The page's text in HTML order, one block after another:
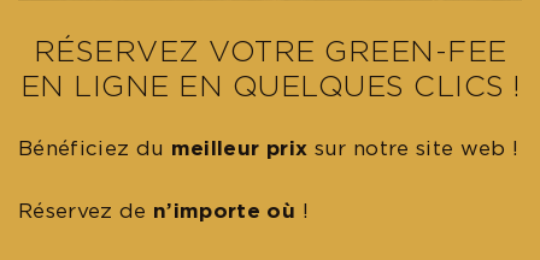
RÉSERVEZ VOTRE GREEN-FEE
EN LIGNE EN QUELQUES CLICS !
Bénéficiez du meilleur prix sur notre site web !
Réservez de n’importe où !